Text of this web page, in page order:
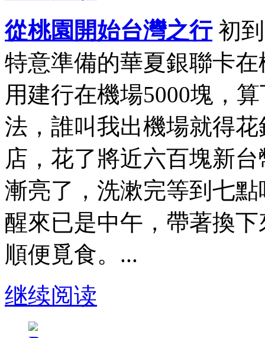
從桃園開始台灣之行初到
特意準備的華夏銀聯卡
用建行在機場5000塊，
法，誰叫我出機場就得
店，花了將近六百塊新
漸亮了，洗漱完等到七
醒來已是中午，帶著換
順便覓食。...
继续阅读